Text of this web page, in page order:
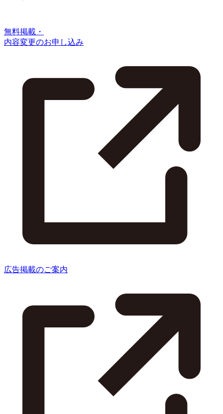
無料掲載・
内容変更のお申し込み
広告掲載のご案内